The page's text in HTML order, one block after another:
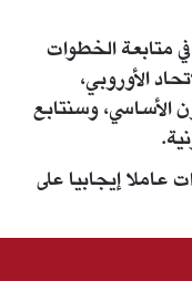
في متابعة الخطوات
الأوروبي،
الأساسي، وسنتابع
عاملا إيجابيا على